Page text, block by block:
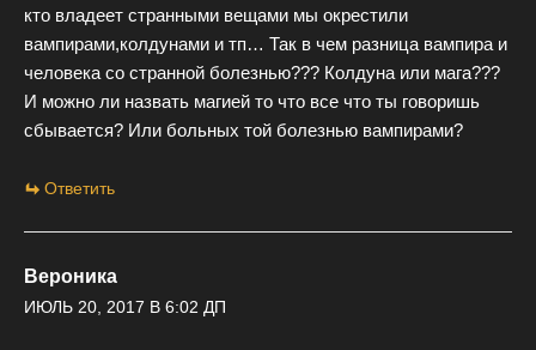
кто владеет странными вещами мы окрестили
вампирами,колдунами и тп… Так в чем разница вампира и
человека со странной болезнью??? Колдуна или мага???
И можно ли назвать магией то что все что ты говоришь
сбывается? Или больных той болезнью вампирами?
Ответить
Вероника
ИЮЛЬ 20, 2017 В 6:02 ДП